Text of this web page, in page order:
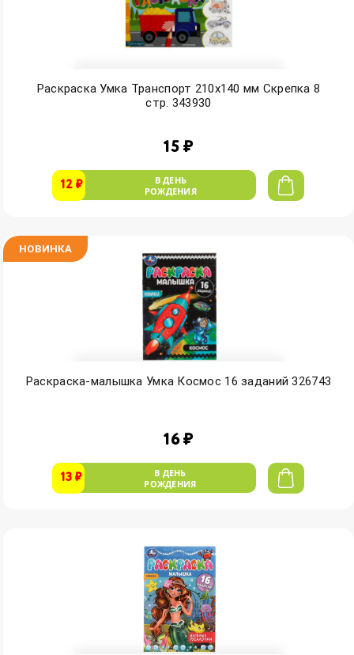
Раскраска Умка Транспорт 210х140 мм Скрепка 8
стр. 343930
15 ₽
12 ₽
В ДЕНЬ
РОЖДЕНИЯ
НОВИНКА
Раскраска-малышка Умка Космос 16 заданий 326743
16 ₽
13 ₽
В ДЕНЬ
РОЖДЕНИЯ